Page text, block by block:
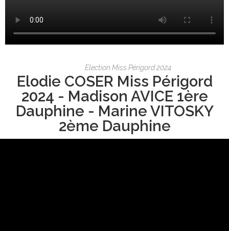
Election Miss Périgord 2024
Elodie COSER Miss Périgord
2024 - Madison AVICE 1ère
Dauphine - Marine VITOSKY
2ème Dauphine